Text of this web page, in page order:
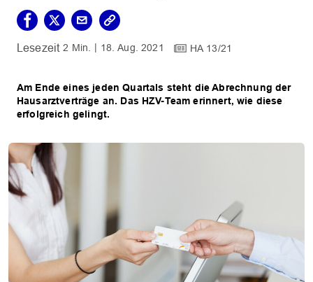
2 Min. 18. Aug. 2021 HA 13/21
Am Ende eines jeden Quartals steht die Abrechnung der
Hausarztverträge an. Das HZV-Team erinnert, wie diese
erfolgreich gelingt.